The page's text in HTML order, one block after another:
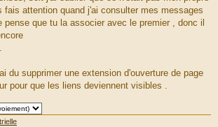
fais attention quand j'ai consulter mes messages
pense que tu la associer avec le premier , donc il
du supprimer une extension d'ouverture de page
pour que les liens deviennent visibles .